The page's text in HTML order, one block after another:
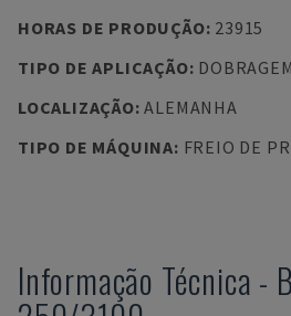
HORAS DE PRODUÇÃO: 23915
TIPO DE APLICAÇÃO: DOBRAGEM
LOCALIZAÇÃO:ALEMANHA
TIPO DE MÁQUINA: FREIO DE
Informação Técnica -